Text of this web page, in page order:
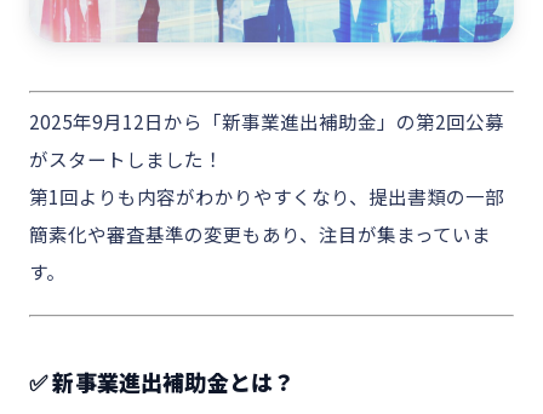
2025年9月12日から「新事業進出補助金」の第2回公募
がスタートしました！
第1回よりも内容がわかりやすくなり、提出書類の一部
簡素化や審査基準の変更もあり、注目が集まっていま
す。
✅ 新事業進出補助金とは？